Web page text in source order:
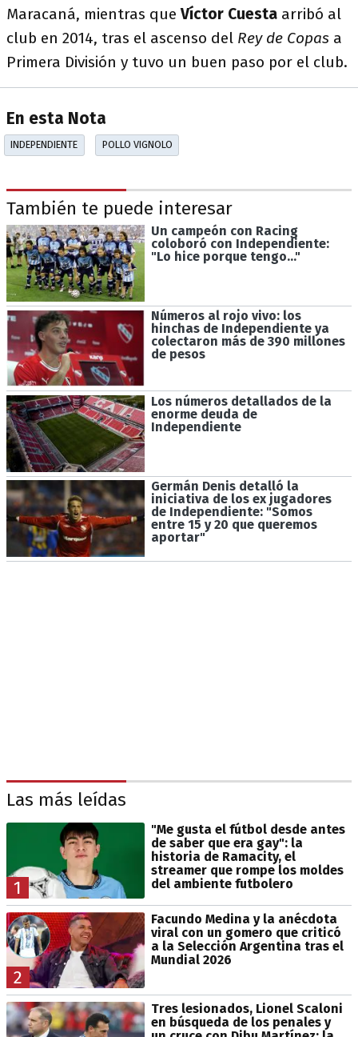
Maracaná, mientras queVíctor Cuesta arribó al
club en 2014, tras el ascenso del Rey de Copas a
Primera División y tuvo un buen paso por el club.
En esta Nota
INDEPENDIENTE POLLO VIGNOLO
También te puede interesar
Un campeón con Racing
coloboró con Independiente:
"Lo hice porque tengo..."
Números al rojo vivo: los
hinchas de Independiente ya
colectaron más de 390 millones
de pesos
Los números detallados de la
enorme deuda de
Independiente
Germán Denis detalló la
iniciativa de los ex jugadores
de Independiente: "Somos
entre 15 y 20 que queremos
aportar"
Las más leídas
1
"Me gusta el fútbol desde antes
de saber que era gay": la
historia de Ramacity, el
streamer que rompe los moldes
del ambiente futbolero
2
Facundo Medina y la anécdota
viral con un gomero que criticó
a la Selección Argentina tras el
Mundial 2026
Tres lesionados, Lionel Scaloni
en búsqueda de los penales y